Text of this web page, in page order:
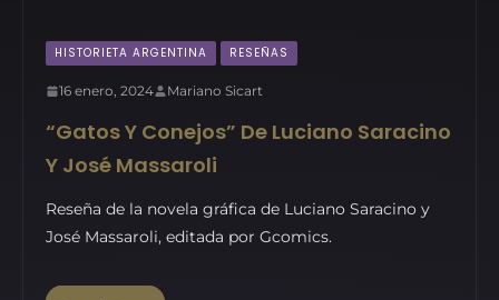
HISTORIETA ARGENTINA RESEÑAS
16 enero, 2024 Mariano Sicart
“Gatos Y Conejos” De Luciano Saracino
Y José Massaroli
Reseña de la novela gráfica de Luciano Saracino y
José Massaroli, editada por Gcomics.